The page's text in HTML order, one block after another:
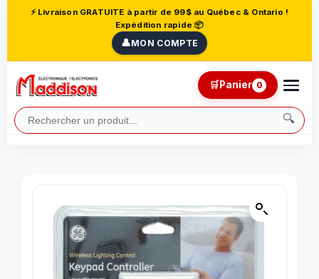
⚡ Livraison GRATUITE à partir de 99$ au Québec & Ontario !
Expédition rapide 📦
👤MON COMPTE
🔍
🛒Panier 0